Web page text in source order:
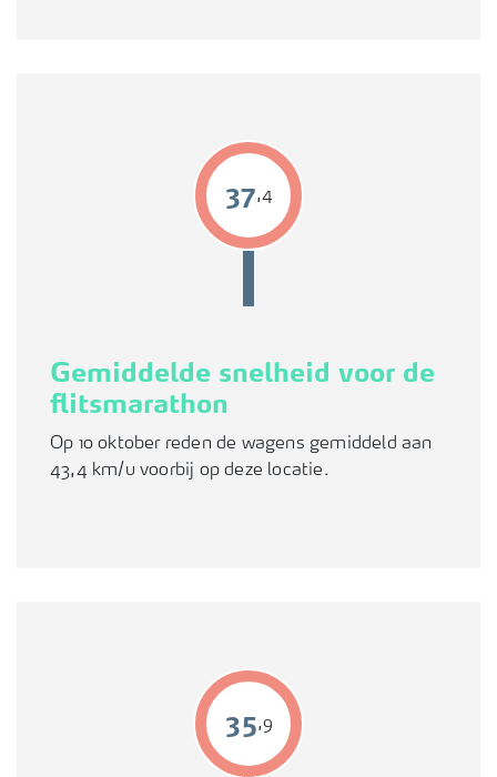
41,4
Gemiddelde snelheid voor de
flitsmarathon
Op 10 oktober reden de wagens gemiddeld aan
43,4 km/u voorbij op deze locatie.
39,9